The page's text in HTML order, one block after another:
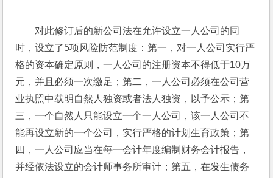
对此修订后的新公司法在允许设立一人公司的同
时，设立了5项风险防范制度：第一，对一人公司实行严
格的资本确定原则，一人公司的注册资本不得低于10万
元，并且必须一次缴足；第二，一人公司必须在公司营
业执照中载明自然人独资或者法人独资，以予公示；第
三，一个自然人只能设立一个一人公司，该一人公司不
能再设立新的一个公司，实行严格的计划生育政策；第
四，一人公司应当在每一会计年度编制财务会计报告，
并经依法设立的会计师事务所审计；第五，在发生债务